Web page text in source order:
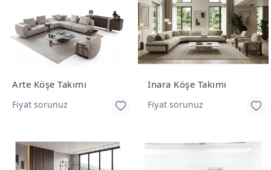
Arte Köşe Takımı
Fiyat sorunuz
Inara Köşe Takımı
Fiyat sorunuz